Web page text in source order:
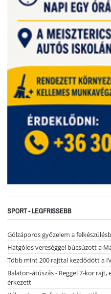
SPORT - LEGFRISSEBB
Gólzáporos győzelem a
Hatgólos vereséggel búcsúzott a
Több mint 200 rajttal kezdődött a
Balaton-átúszás - Reggel 7-kor rajt,
érkezett